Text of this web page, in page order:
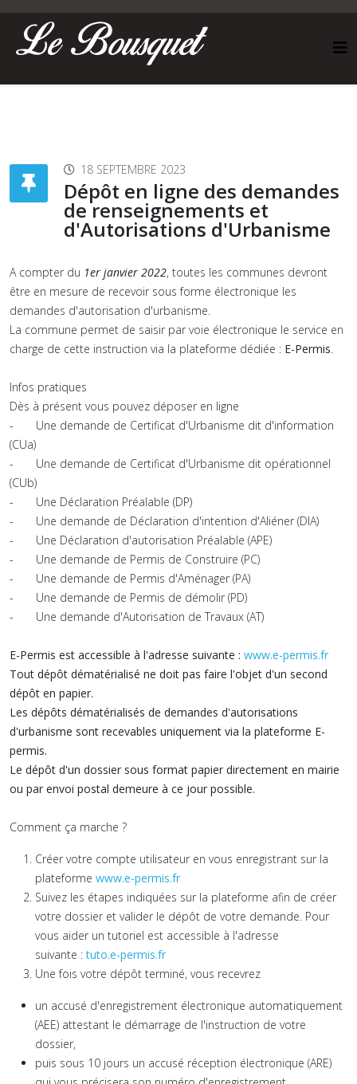
18 SEPTEMBRE 2023
Dépôt en ligne des demandes
de renseignements et
d'Autorisations d'Urbanisme
A compter du 1er janvier 2022, toutes les communes devront
être en mesure de recevoir sous forme électronique les
demandes d'autorisation d'urbanisme.
La commune permet de saisir par voie électronique le service en
charge de cette instruction via la plateforme dédiée : E-Permis.
Infos pratiques
Dès à présent vous pouvez déposer en ligne
- Une demande de Certificat d'Urbanisme dit d'information
(CUa)
- Une demande de Certificat d'Urbanisme dit opérationnel
(CUb)
- Une Déclaration Préalable (DP)
- Une demande de Déclaration d'intention d'Aliéner (DIA)
- Une Déclaration d'autorisation Préalable (APE)
- Une demande de Permis de Construire (PC)
- Une demande de Permis d'Aménager (PA)
- Une demande de Permis de démolir (PD)
- Une demande d'Autorisation de Travaux (AT)
E-Permis est accessible à l'adresse suivante : www.e-permis.fr
Tout dépôt dématérialisé ne doit pas faire l'objet d'un second
dépôt en papier.
Les dépôts dématérialisés de demandes d'autorisations
d'urbanisme sont recevables uniquement via la plateforme E-
permis.
Le dépôt d'un dossier sous format papier directement en mairie
ou par envoi postal demeure à ce jour possible.
Comment ça marche ?
Créer votre compte utilisateur en vous enregistrant sur la
plateforme www.e-permis.fr
Suivez les étapes indiquées sur la plateforme afin de créer
votre dossier et valider le dépôt de votre demande. Pour
vous aider un tutoriel est accessible à l'adresse
suivante :tuto.e-permis.fr
Une fois votre dépôt terminé, vous recevrez
un accusé d'enregistrement électronique automatiquement
(AEE) attestant le démarrage de l'instruction de votre
dossier,
puis sous 10 jours un accusé réception électronique (ARE)